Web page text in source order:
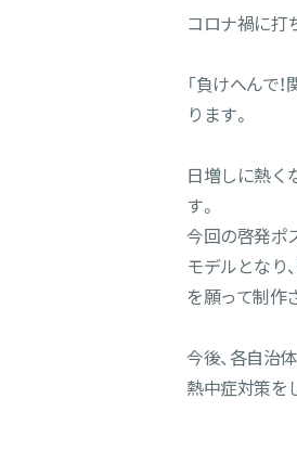
コロナ禍に打
「負けへんで
ります。
日増しに熱く
す。
今回の啓発ポ
モデルとなり
を願って制作
今後、各自治
熱中症対策を